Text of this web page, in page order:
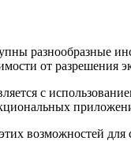
разнообразные
от разрешения
с
возможностей для